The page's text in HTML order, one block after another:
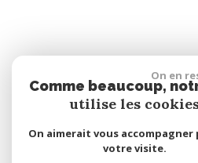
Se
Espace
On en
Comme beaucoup,
utilise les
On aimerait vous accompagner
votre visite.